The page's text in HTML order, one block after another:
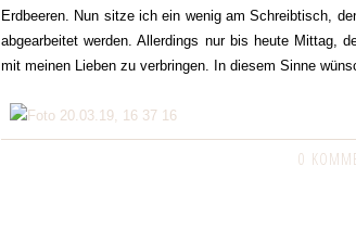
Erdbeeren. Nun sitze ich ein wenig am Schreibtisch,
abgearbeitet werden. Allerdings nur bis heute Mittag,
mit meinen Lieben zu verbringen. In diesem Sinne
0